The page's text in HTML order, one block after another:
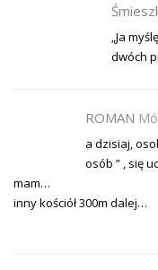
„Ja
dwóch
ROMAN
a dzisiaj,
osób ” , się
mam…
inny kościół 300m dalej…